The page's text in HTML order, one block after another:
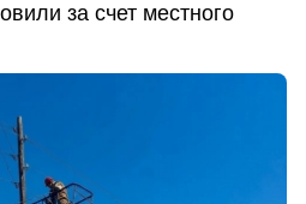
за счет местного